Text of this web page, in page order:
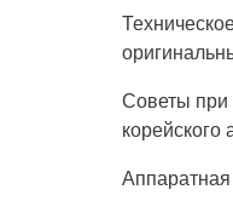
Советы
корейского